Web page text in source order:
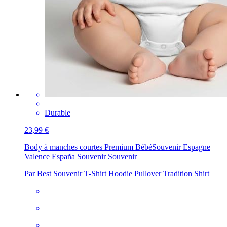
Durable
23,99 €
Body à manches courtes Premium BébéSouvenir Espagne
Valence España Souvenir Souvenir
Par Best Souvenir T-Shirt Hoodie Pullover Tradition Shirt